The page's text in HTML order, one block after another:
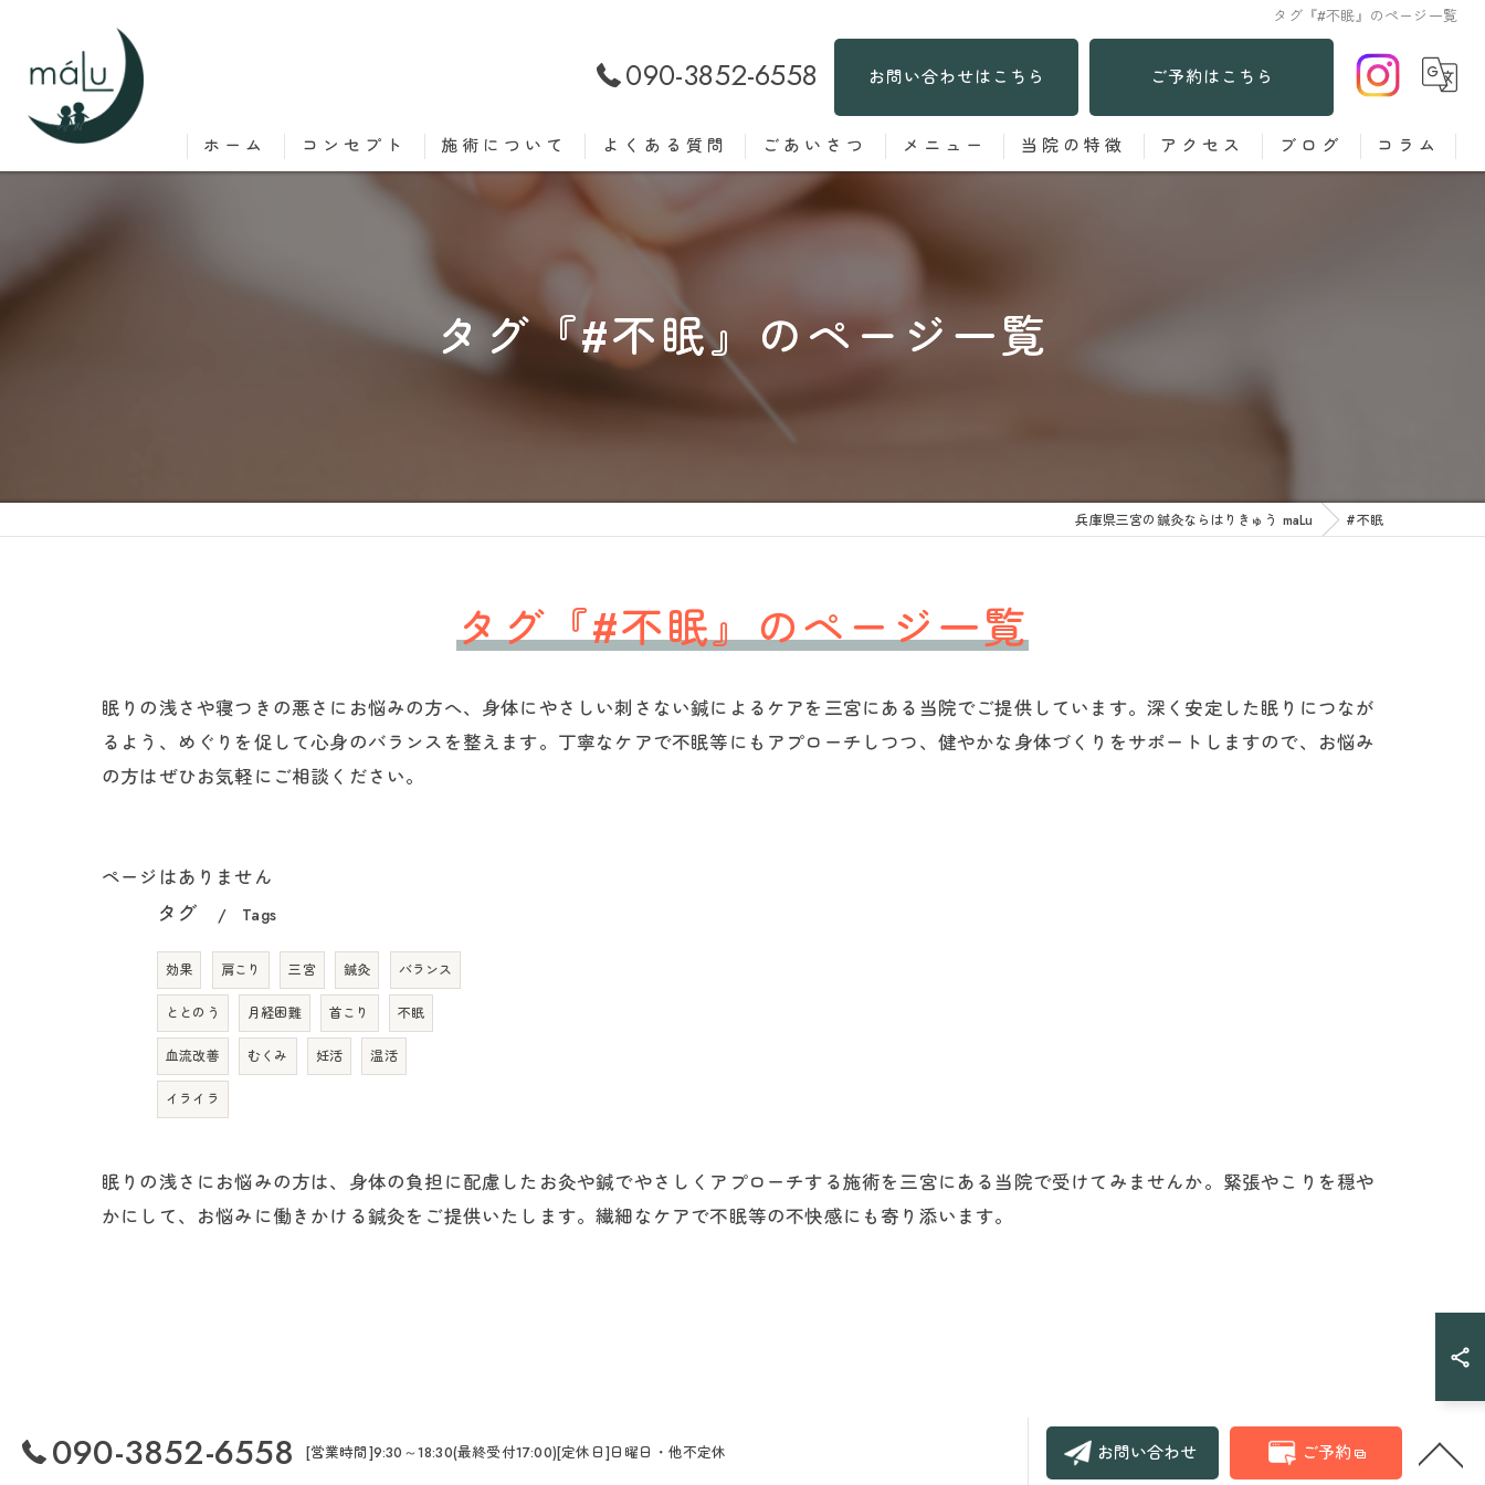
タグ『#不眠』のページ一覧
090-3852-6558 お問い合わせはこちら ご予約はこちら
ホーム コンセプト 施術について よくある質問 ごあいさつ メニュー 当院の特徴
子ども
アクセス ブログ コラム
タグ『#不眠』のページ一覧
兵庫県三宮の鍼灸ならはりきゅう maLu #不眠
タグ『#不眠』のページ一覧
眠りの浅さや寝つきの悪さにお悩みの方へ、身体にやさしい刺さない鍼によるケアを三宮にある当院でご提供しています。深く安定した眠りにつなが
るよう、めぐりを促して心身のバランスを整えます。丁寧なケアで不眠等にもアプローチしつつ、健やかな身体づくりをサポートしますので、お悩み
の方はぜひお気軽にご相談ください。
ページはありません
タグ Tags
効果 肩こり 三宮 鍼灸 バランス
ととのう 月経困難 首こり 不眠
血流改善 むくみ 妊活 温活
イライラ
眠りの浅さにお悩みの方は、身体の負担に配慮したお灸や鍼でやさしくアプローチする施術を三宮にある当院で受けてみませんか。緊張やこりを穏や
かにして、お悩みに働きかける鍼灸をご提供いたします。繊細なケアで不眠等の不快感にも寄り添います。
090-3852-6558 [営業時間]9:30～18:30(最終受付17:00)[定休日]日曜日・他不定休 お問い合わせ ご予約
ご予約はこちら